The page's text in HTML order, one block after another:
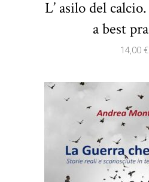
L’ asilo del
a best
14,00 €